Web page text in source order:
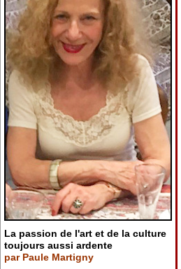
La passion de l'art et de la culture
toujours aussi ardente
par Paule Martigny